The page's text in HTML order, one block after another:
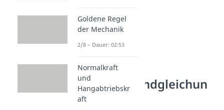
Raketengrundgleichun
g
Goldene Regel
der Mechanik
2/8 – Dauer: 02:53
Normalkraft
und
Hangabtriebskr
aft